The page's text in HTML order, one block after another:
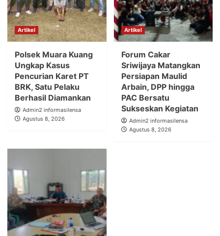
Artikel
Polsek Muara Kuang
Ungkap Kasus
Pencurian Karet PT
BRK, Satu Pelaku
Berhasil Diamankan
Admin2 informasilensa
Agustus 8, 2026
Artikel
Forum Cakar
Sriwijaya Matangkan
Persiapan Maulid
Arbain, DPP hingga
PAC Bersatu
Sukseskan Kegiatan
Admin2 informasilensa
Agustus 8, 2026